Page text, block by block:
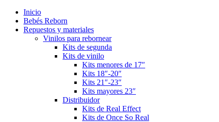
Inicio
Bebés Reborn
Repuestos y materiales
Vinilos para rebornear
Kits de segunda
Kits de vinilo
Kits menores de 17″
Kits 18″-20″
Kits 21″-23″
Kits mayores 23″
Distribuidor
Kits de Real Effect
Kits de Once So Real